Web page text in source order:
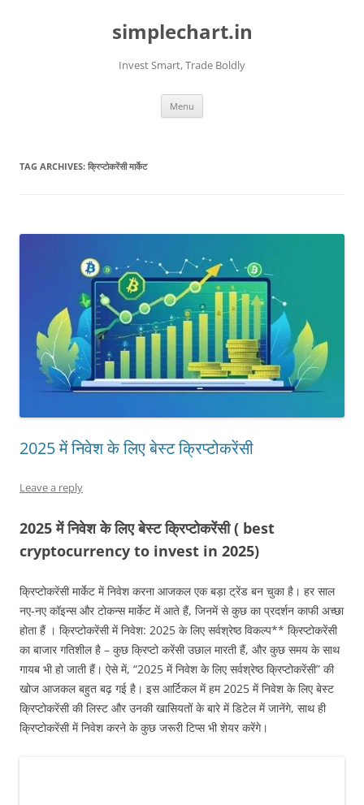
simplechart.in
Invest Smart, Trade Boldly
Menu
TAG ARCHIVES: क्रिप्टोकरेंसी मार्केट
2025 में निवेश के लिए बेस्ट क्रिप्टोकरेंसी
Leave a reply
2025 में निवेश के लिए बेस्ट क्रिप्टोकरेंसी ( best
cryptocurrency to invest in 2025)
क्रिप्टोकरेंसी मार्केट में निवेश करना आजकल एक बड़ा ट्रेंड बन चुका है। हर साल
नए-नए कॉइन्स और टोकन्स मार्केट में आते हैं, जिनमें से कुछ का प्रदर्शन काफी अच्छा
होता हैं । क्रिप्टोकरेंसी में निवेश: 2025 के लिए सर्वश्रेष्ठ विकल्प** क्रिप्टोकरेंसी
का बाजार गतिशील है – कुछ क्रिप्टो करेंसी उछाल मारती हैं, और कुछ समय के साथ
गायब भी हो जाती हैं। ऐसे में, “2025 में निवेश के लिए सर्वश्रेष्ठ क्रिप्टोकरेंसी” की
खोज आजकल बहुत बढ़ गई है। इस आर्टिकल में हम 2025 में निवेश के लिए बेस्ट
क्रिप्टोकरेंसी की लिस्ट और उनकी खासियतों के बारे में डिटेल में जानेंगे, साथ ही
क्रिप्टोकरेंसी में निवेश करने के कुछ जरूरी टिप्स भी शेयर करेंगे।